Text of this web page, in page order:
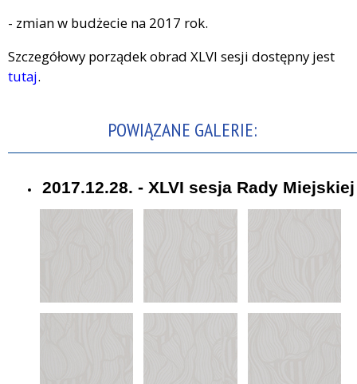
- zmian w budżecie na 2017 rok.
Szczegółowy porządek obrad XLVI sesji dostępny jest
tutaj.
POWIĄZANE GALERIE:
2017.12.28. - XLVI sesja Rady Miejskiej